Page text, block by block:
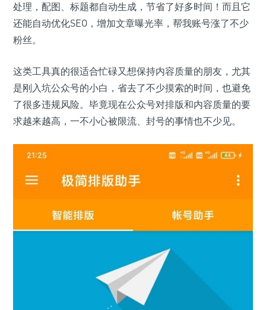
处理，配图、标题都自动生成，节省了好多时间！而且它
还能自动优化SEO，增加文章曝光率，帮我账号涨了不少
粉丝。
这类工具真的很适合忙碌又想保持内容质量的朋友，尤其
是刚入坑公众号的小白，省去了不少摸索的时间，也避免
了很多违规风险。毕竟现在公众号对排版和内容质量的要
求越来越高，一不小心被限流、封号的事情也不少见。